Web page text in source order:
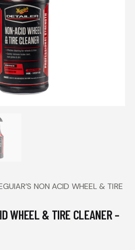
NON ACID WHEEL & TIRE
WHEEL & TIRE CLEANER –